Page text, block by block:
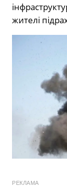
жителі
РЕКЛАМА